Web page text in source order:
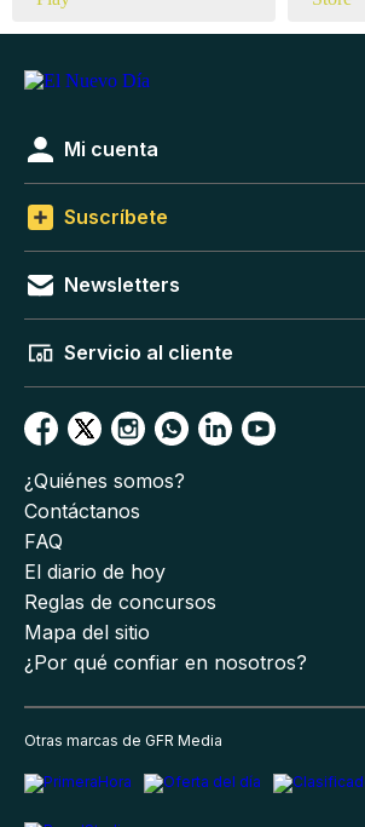
Mi cuenta
Suscríbete
Newsletters
Servicio al cliente
¿Quiénes somos?
Contáctanos
FAQ
El diario de hoy
Reglas de concursos
Mapa del sitio
¿Por qué confiar en nosotros?
Otras marcas de GFR Media